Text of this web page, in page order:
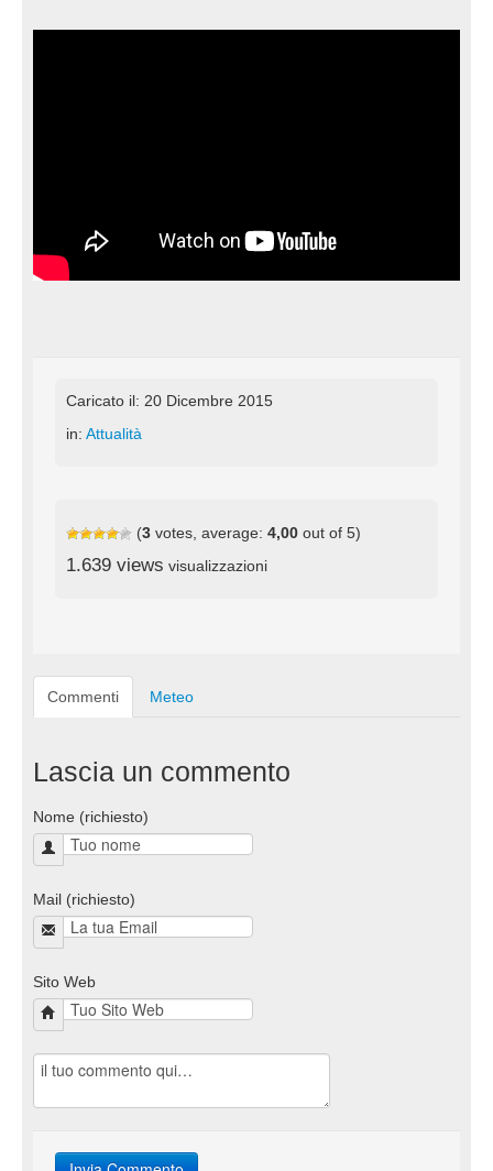
Caricato il: 20 Dicembre 2015
in: Attualità
(3 votes, average: 4,00 out of 5)
1.639 views visualizzazioni
Commenti Meteo
Lascia un commento
Nome (richiesto)
Mail (richiesto)
Sito Web